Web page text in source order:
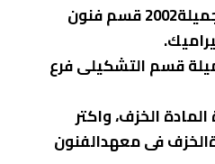
خریجة معهد الفنون الجمیلة2002 قسم فنون
قسم التشكیلی فرع
المادة الخزف، واكتر
فی معهدالفنون